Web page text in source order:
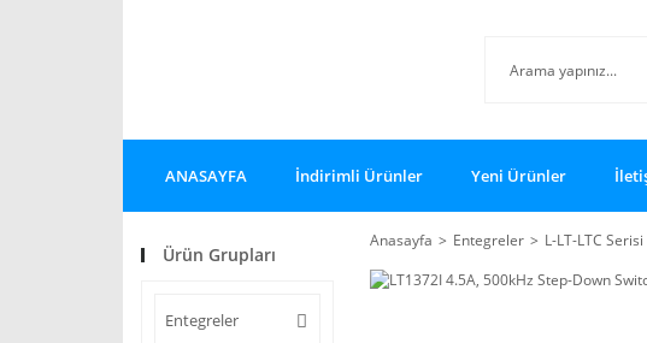
ANASAYFA İndirimli Ürünler Yeni Ürünler
Ürün Grupları
Entegreler
Anasayfa Entegreler L-LT-LTC Serisi